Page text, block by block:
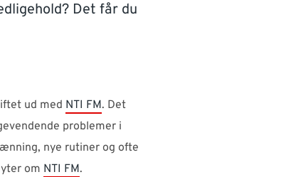
Det får du
ud med NTI FM. Det
problemer i
nye rutiner og ofte
om NTI FM.